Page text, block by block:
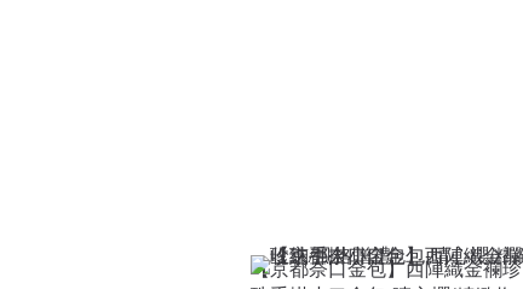
【京都奈口金包】西陣織金襴珍